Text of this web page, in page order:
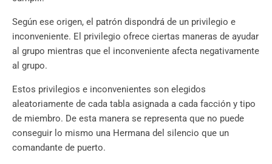
Según ese origen, el patrón dispondrá de un privilegio e
inconveniente. El privilegio ofrece ciertas maneras de ayudar
al grupo mientras que el inconveniente afecta negativamente
al grupo.
Estos privilegios e inconvenientes son elegidos
aleatoriamente de cada tabla asignada a cada facción y tipo
de miembro. De esta manera se representa que no puede
conseguir lo mismo una Hermana del silencio que un
comandante de puerto.